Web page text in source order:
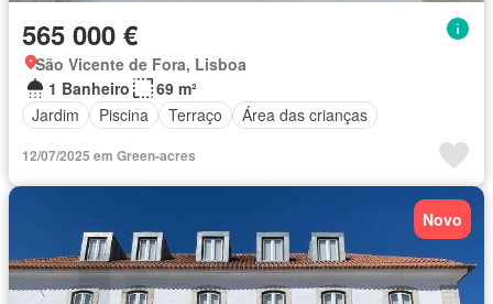
565 000 €
São Vicente de Fora, Lisboa
1 Banheiro
69 m²
Jardim
Piscina Terraço Área das crianças
12/07/2025 em Green-acres
Novo